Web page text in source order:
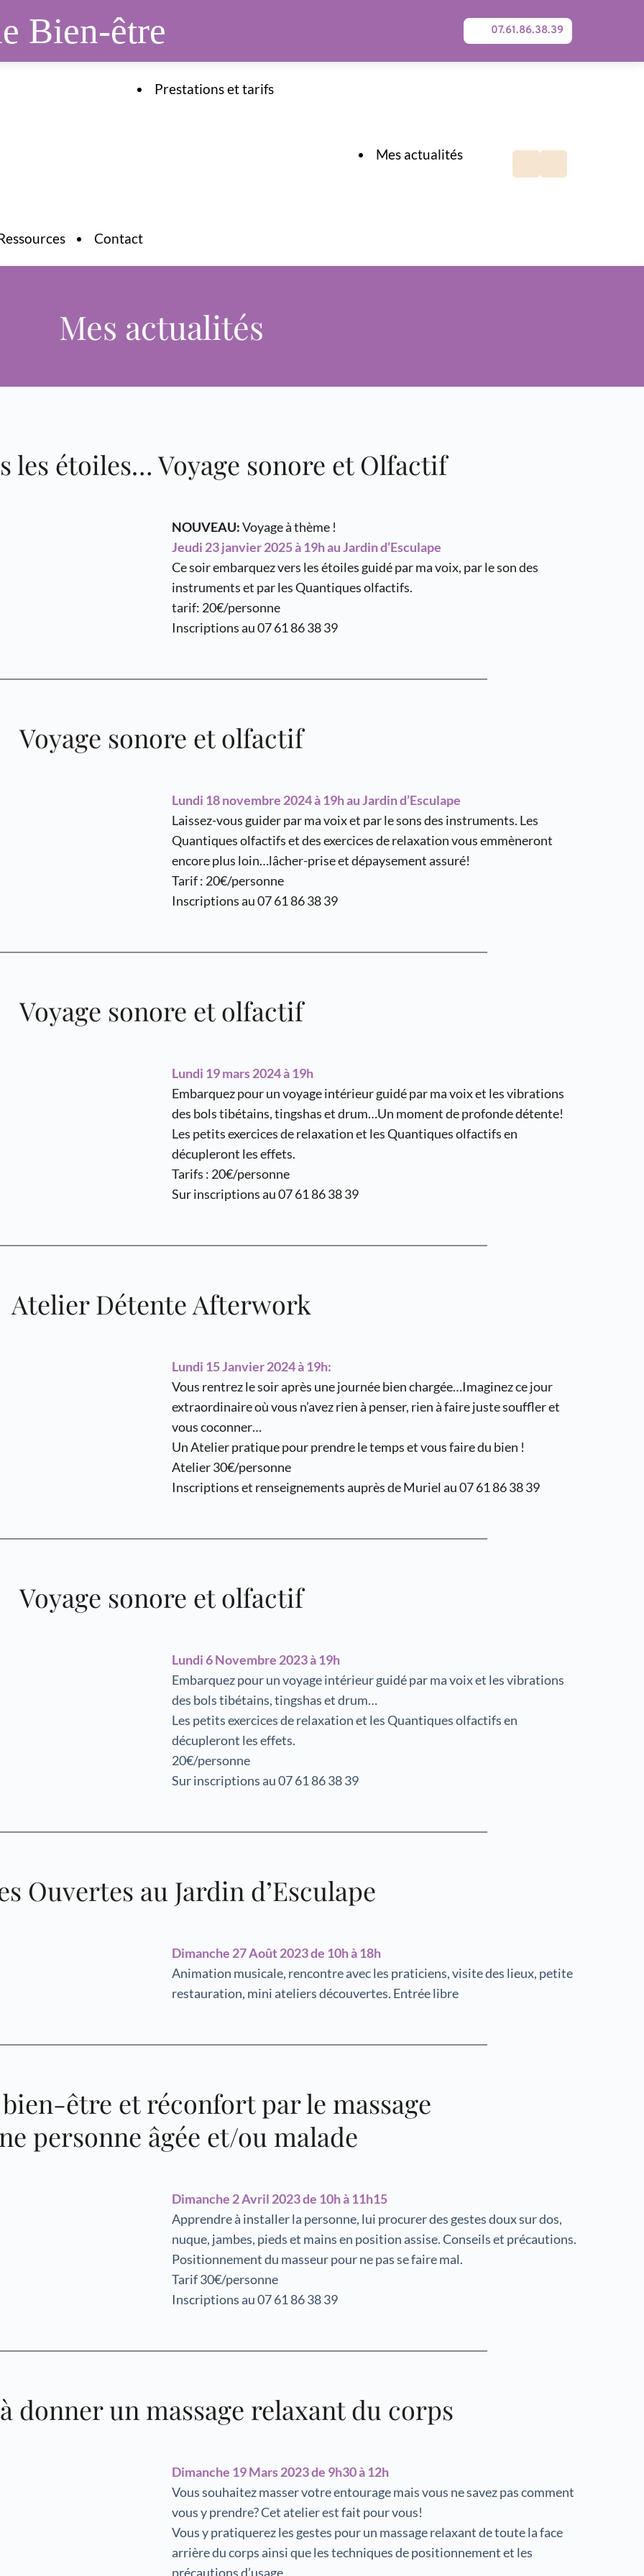
Bien-être 07.61.86.38.39
Prestations et tarifs
Mes actualités
Contact
Mes actualités
les étoiles… Voyage sonore et Olfactif
NOUVEAU: Voyage à thème !
Jeudi 23 janvier 2025 à 19h au Jardin d’Esculape
Ce soir embarquez vers les étoiles guidé par ma voix, par le son des
instruments et par les Quantiques olfactifs.
tarif: 20€/personne
Inscriptions au 07 61 86 38 39
Voyage sonore et olfactif
Lundi 18 novembre 2024 à 19h au Jardin d’Esculape
Laissez-vous guider par ma voix et par le sons des instruments. Les
Quantiques olfactifs et des exercices de relaxation vous emmèneront
encore plus loin…lâcher-prise et dépaysement assuré!
Tarif : 20€/personne
Inscriptions au 07 61 86 38 39
Voyage sonore et olfactif
Lundi 19 mars 2024 à 19h
Embarquez pour un voyage intérieur guidé par ma voix et les vibrations
des bols tibétains, tingshas et drum…Un moment de profonde détente!
Les petits exercices de relaxation et les Quantiques olfactifs en
décupleront les effets.
Tarifs : 20€/personne
Sur inscriptions au 07 61 86 38 39
Atelier Détente Afterwork
Lundi 15 Janvier 2024 à 19h:
Vous rentrez le soir après une journée bien chargée…Imaginez ce jour
extraordinaire où vous n’avez rien à penser, rien à faire juste souffler et
vous coconner…
Un Atelier pratique pour prendre le temps et vous faire du bien !
Atelier 30€/personne
Inscriptions et renseignements auprès de Muriel au 07 61 86 38 39
Voyage sonore et olfactif
Lundi 6 Novembre 2023 à 19h
Embarquez pour un voyage intérieur guidé par ma voix et les vibrations
des bols tibétains, tingshas et drum…
Les petits exercices de relaxation et les Quantiques olfactifs en
décupleront les effets.
20€/personne
Sur inscriptions au 07 61 86 38 39
Ouvertes au Jardin d’Esculape
Dimanche 27 Août 2023 de 10h à 18h
Animation musicale, rencontre avec les praticiens, visite des lieux, petite
restauration, mini ateliers découvertes. Entrée libre
être et réconfort par le massage
personne âgée et/ou malade
Dimanche 2 Avril 2023 de 10h à 11h15
Apprendre à installer la personne, lui procurer des gestes doux sur dos,
nuque, jambes, pieds et mains en position assise. Conseils et précautions.
Positionnement du masseur pour ne pas se faire mal.
Tarif 30€/personne
Inscriptions au 07 61 86 38 39
donner un massage relaxant du corps
Dimanche 19 Mars 2023 de 9h30 à 12h
Vous souhaitez masser votre entourage mais vous ne savez pas comment
vous y prendre? Cet atelier est fait pour vous!
Vous y pratiquerez les gestes pour un massage relaxant de toute la face
arrière du corps ainsi que les techniques de positionnement et les
précautions d’usage.